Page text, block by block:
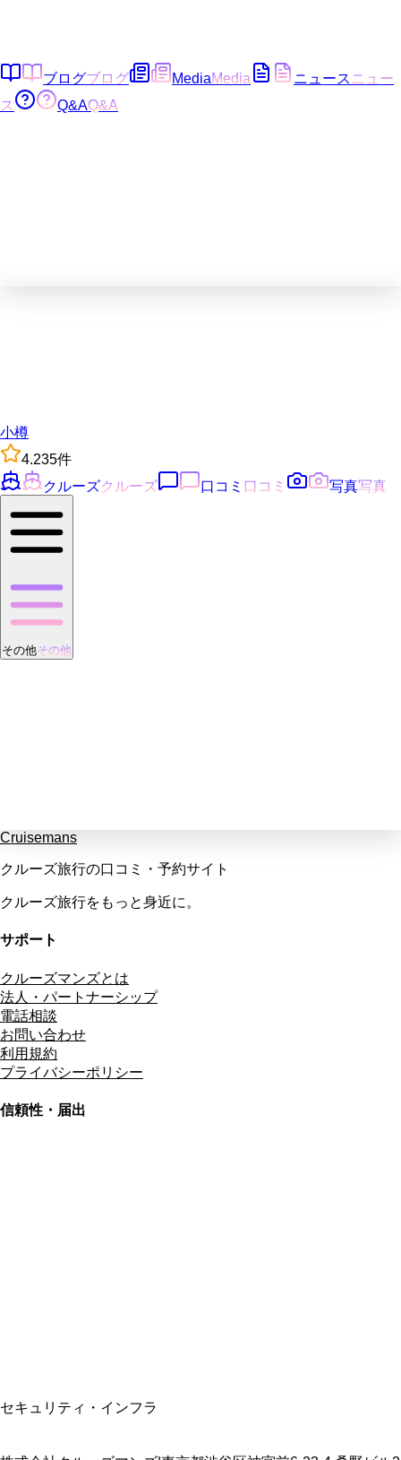
ブログブログ MediaMedia ニュース ニュー
ス
Q&AQ&A
小樽
4.235件
クルーズクルーズ 口コミ 口コミ 写真写真
その他その他
Cruisemans
クルーズ旅行の口コミ・予約サイト
クルーズ旅行をもっと身近に。
サポート
クルーズマンズとは
法人・パートナーシップ
電話相談
お問い合わせ
利用規約
プライバシーポリシー
信頼性・届出
セキュリティ・インフラ